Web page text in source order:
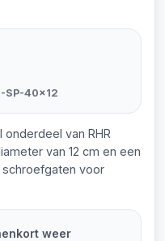
SP-40x12
van RHR
van 12 cm en een
voor
weer